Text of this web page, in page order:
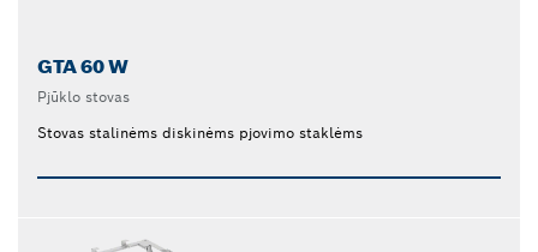
GTA 60 W
Pjūklo stovas
Stovas stalinėms diskinėms pjovimo staklėms